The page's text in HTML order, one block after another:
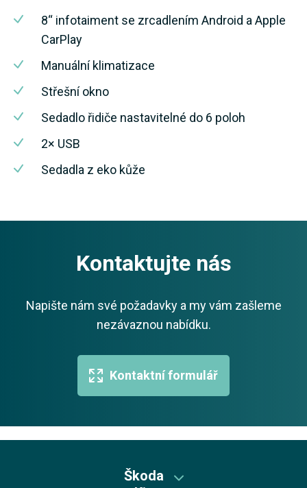
8“ infotaiment se zrcadlením Android a Apple
CarPlay
Manuální klimatizace
Střešní okno
Sedadlo řidiče nastavitelné do 6 poloh
2× USB
Sedadla z eko kůže
Kontaktujte nás
Napište nám své požadavky a my vám zašleme
nezávaznou nabídku.
Kontaktní formulář
Škoda